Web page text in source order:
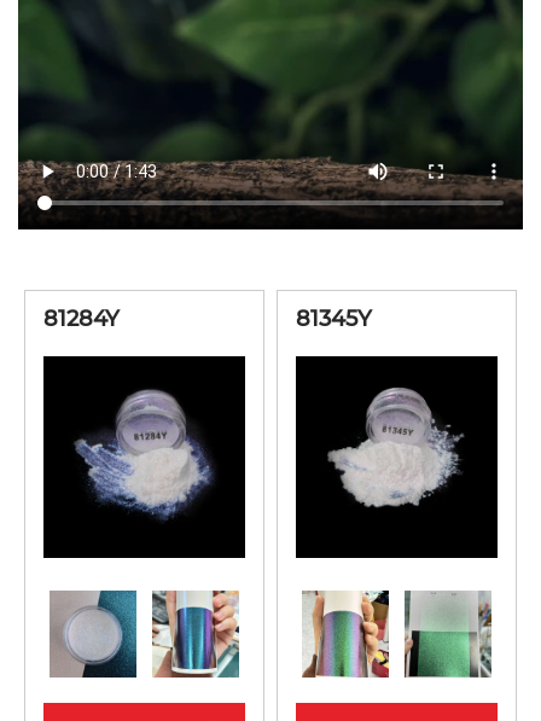
azul, verde y
dorado.
81523Y
Aspecto
blanquecino
con reflejo de
luz verde, rojo y
40-150
81734Y
Aspecto
blanquecino
luz naranja, lila
40-150
81173Y
con reflejo de
luz dorado,
naranja y lila.
40-150
81284Y 81345Y